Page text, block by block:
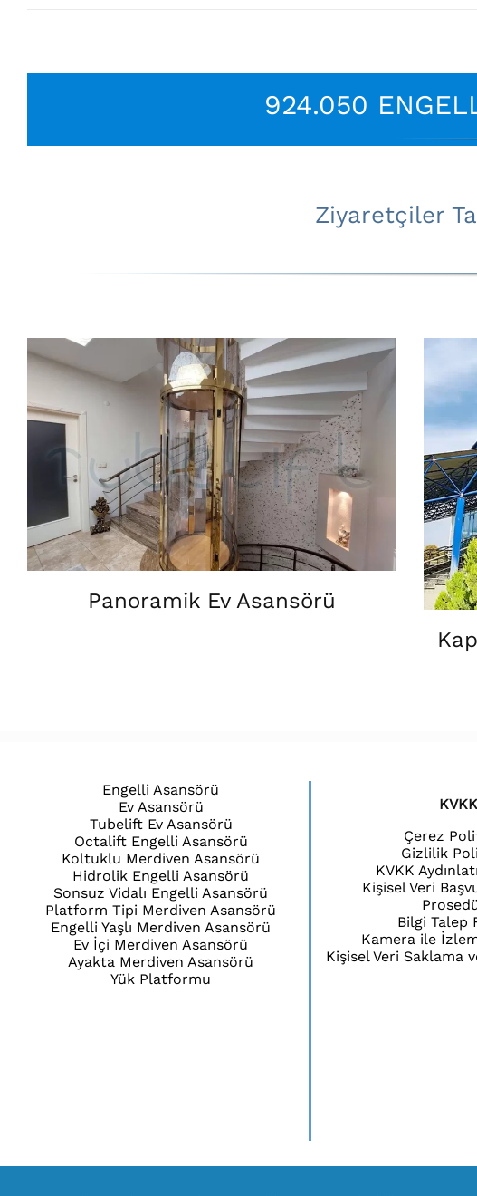
924.050
Ziyaretçiler
Panoramik Ev Asansörü
Engelli Asansörü
Ev Asansörü
Tubelift Ev Asansörü
Octalift Engelli Asansörü
Koltuklu Merdiven Asansörü
Hidrolik Engelli Asansörü
Sonsuz Vidalı Engelli Asansörü
Platform Tipi Merdiven Asansörü
Engelli Yaşlı Merdiven Asansörü
Ev İçi Merdiven Asansörü
Ayakta Merdiven Asansörü
Yük Platformu
KVKK
Çerez
Gizlilik
KVKK
Kişisel Veri
Bilgi Talep
Kamera ile
Kişisel Veri Saklama